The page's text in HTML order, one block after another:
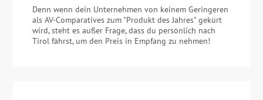
Denn wenn dein Unternehmen von keinem Geringeren
als AV-Comparatives zum "Produkt des Jahres" gekürt
wird, steht es außer Frage, dass du persönlich nach
Tirol fährst, um den Preis in Empfang zu nehmen!